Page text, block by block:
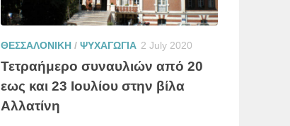
ΘΕΣΣΑΛΟΝΙΚΗ / ΨΥΧΑΓΩΓΙΑ 2 July 2020
Τετραήμερο συναυλιών από 20
εως και 23 Ιουλίου στην βίλα
Αλλατίνη